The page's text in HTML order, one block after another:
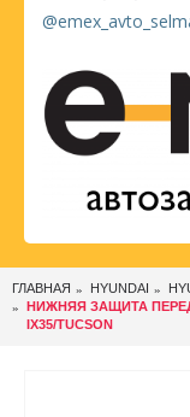
ГЛАВНАЯ HYUNDAI
НИЖНЯЯ ЗАЩИТА
IX35/TUCSON